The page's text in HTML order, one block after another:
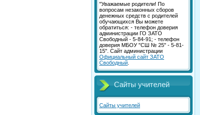
"Уважаемые родители! По
вопросам незаконных сборов
денежных средств с родителей
обучающихся Вы можете
обратиться: - телефон доверия
администрации ГО ЗАТО
Свободный - 5-84-91; - телефон
доверия МБОУ "СШ № 25" - 5-81-
15". Сайт администрации
Официальный сайт ЗАТО
Свободный
Сайты учителей
Сайты учителей